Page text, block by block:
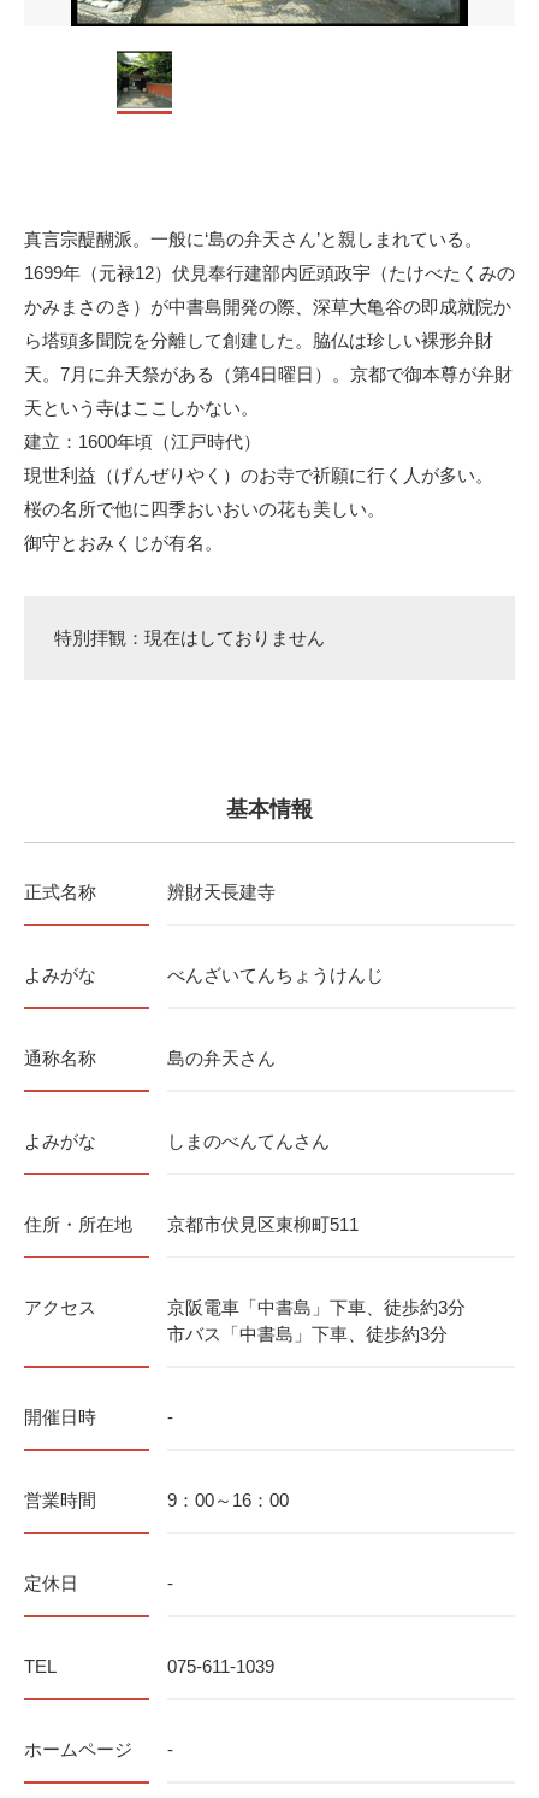
真言宗醍醐派。一般に‘島の弁天さん’と親しまれている。
1699年（元禄12）伏見奉行建部内匠頭政宇（たけべたくみの
かみまさのき）が中書島開発の際、深草大亀谷の即成就院か
ら塔頭多聞院を分離して創建した。脇仏は珍しい裸形弁財
天。7月に弁天祭がある（第4日曜日）。京都で御本尊が弁財
天という寺はここしかない。
建立：1600年頃（江戸時代）
現世利益（げんぜりやく）のお寺で祈願に行く人が多い。
桜の名所で他に四季おいおいの花も美しい。
御守とおみくじが有名。
特別拝観：現在はしておりません
基本情報
正式名称 辨財天長建寺
よみがな べんざいてんちょうけんじ
通称名称 島の弁天さん
よみがな しまのべんてんさん
住所・所在地 京都市伏見区東柳町511
アクセス
京阪電車「中書島」下車、徒歩約3分
市バス「中書島」下車、徒歩約3分
開催日時 -
営業時間 9：00～16：00
定休日 -
TEL 075-611-1039
ホームページ -